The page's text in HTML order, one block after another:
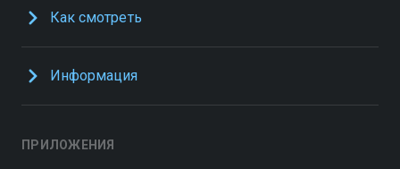
Как смотреть
Информация
ПРИЛОЖЕНИЯ